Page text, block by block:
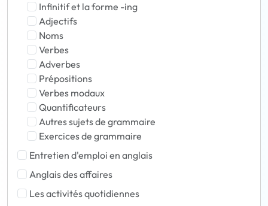
Infinitif et la forme -ing
Adjectifs
Noms
Verbes
Adverbes
Prépositions
Verbes modaux
Quantificateurs
Autres sujets de grammaire
Exercices de grammaire
Entretien d'emploi en anglais
Anglais des affaires
Les activités quotidiennes